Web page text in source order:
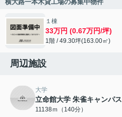
横大路一本木貸工場の募集中物件
１棟
33万円 (0.67万円/坪)
1階 / 49.30坪(163.00㎡)
周辺施設
大学
立命館大学 朱雀キャンパス
11138ｍ（140分）